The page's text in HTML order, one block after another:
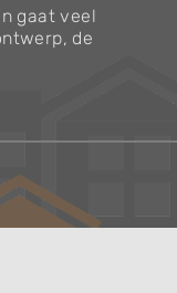
gaat veel
de